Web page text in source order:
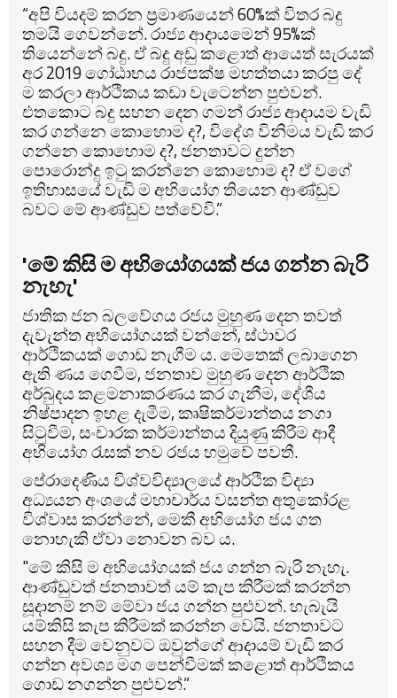
“අපි වියදම් කරන ප්‍රමාණයෙන් 60%ක් විතර බදු
තමයි ගෙවන්නේ. රාජ්‍ය ආදායමෙන් 95%ක්
තියෙන්නේ බදු. ඒ බදු අඩු කළොත් ආයෙත් සැරයක්
අර 2019 ගෝඨාභය රාජපක්ෂ මහත්තයා කරපු දේ
ම කරලා ආර්ථිකය කඩා වැටෙන්න පුළුවන්.
එතකොට බදු සහන දෙන ගමන් රාජ්‍ය ආදායම වැඩි
කර ගන්නෙ කොහොම ද?, විදේශ විනිමය වැඩි කර
ගන්නෙ කොහොම ද?, ජනතාවට දුන්න
පොරොන්දු ඉටු කරන්නෙ කොහොම ද? ඒ වගේ
ඉතිහාසයේ වැඩි ම අභියෝග තියෙන ආණ්ඩුව
බවට මේ ආණ්ඩුව පත්වේවි.”
'මේ කිසි ම අභියෝගයක් ජය ගන්න බැරි
නැහැ'
ජාතික ජන බලවේගය රජය මුහුණ දෙන තවත්
දැවැන්ත අභියෝගයක් වන්නේ, ස්ථාවර
ආර්ථිකයක් ගොඩ නැගීම ය.මෙතෙක් ලබාගෙන
ඇති ණය ගෙවීම, ජනතාව මුහුණ දෙන ආර්ථික
අර්බුදය කළමනාකරණය කර ගැනීම, දේශීය
නිෂ්පාදන ඉහළ දැමීම, කෘෂිකර්මාන්තය නගා
සිටුවීම, සංචාරක කර්මාන්තය දියුණු කිරීම ආදී
අභියෝග රැසක් නව රජය හමුවේ පවතී.
පේරාදෙණිය විශ්වවිද්‍යාලයේ ආර්ථික විද්‍යා
අධ්‍යයන අංශයේ මහාචාර්ය වසන්ත අතුකෝරළ
විශ්වාස කරන්නේ, මෙකී අභියෝග ජය ගත
නොහැකි ඒවා නොවන බව ය.
"මේ කිසි ම අභියෝගයක් ජය ගන්න බැරි නැහැ.
ආණ්ඩුවත් ජනතාවත් යම් කැප කිරීමක් කරන්න
සූදානම් නම් මේවා ජය ගන්න පුළුවන්. හැබැයි
යම්කිසි කැප කිරීමක් කරන්න වෙයි. ජනතාවට
සහන දීම වෙනුවට ඔවුන්ගේ ආදායම් වැඩි කර
ගන්න අවශ්‍ය මග පෙන්වීමක් කළොත් ආර්ථිකය
ගොඩ නගන්න පුළුවන්.”